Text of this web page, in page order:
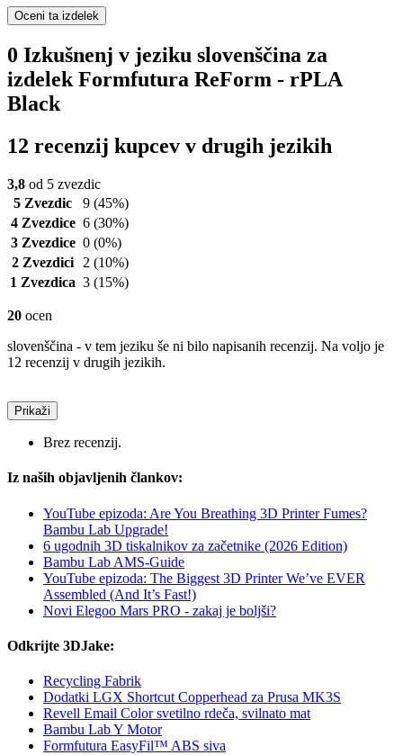
Oceni ta izdelek
0 Izkušnenj v jeziku slovenščina za
izdelek Formfutura ReForm - rPLA
Black
12 recenzij kupcev v drugih jezikih
3,8 od 5 zvezdic
5 Zvezdic
9 (45%)
4 Zvezdice 6 (30%)
3 Zvezdice 0 (0%)
2 Zvezdici
2 (10%)
1 Zvezdica 3 (15%)
20 ocen
slovenščina - v tem jeziku še ni bilo napisanih recenzij. Na voljo je
12 recenzij v drugih jezikih.
Prikaži
Brez recenzij.
Iz naših objavljenih člankov:
YouTube epizoda: Are You Breathing 3D Printer Fumes?
Bambu Lab Upgrade!
6 ugodnih 3D tiskalnikov za začetnike (2026 Edition)
Bambu Lab AMS-Guide
YouTube epizoda: The Biggest 3D Printer We’ve EVER
Assembled (And It’s Fast!)
Novi Elegoo Mars PRO - zakaj je boljši?
Odkrijte 3DJake:
Recycling Fabrik
Dodatki LGX Shortcut Copperhead za Prusa MK3S
Revell Email Color svetilno rdeča, svilnato mat
Bambu Lab Y Motor
Formfutura EasyFil™ ABS siva